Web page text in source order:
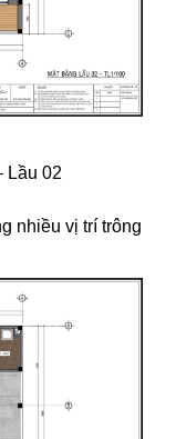
Lầu 02
nhiều vị trí trông